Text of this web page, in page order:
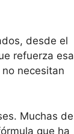
desde el
refuerza esa
necesitan
Muchas de
que ha